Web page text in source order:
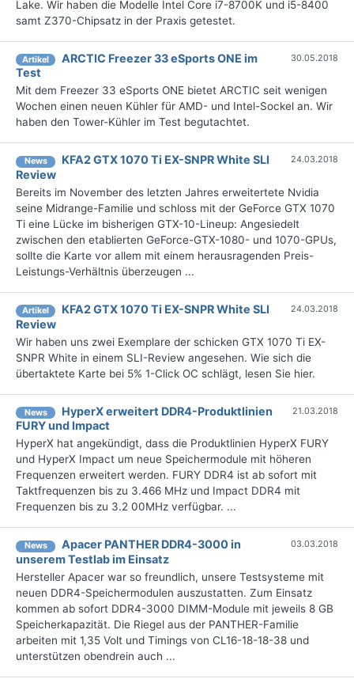
Lake. Wir haben die Modelle Intel Core i7-8700K und i5-8400
samt Z370-Chipsatz in der Praxis getestet.
Artikel
ARCTIC Freezer 33 eSports ONE im
Test
30.05.2018
Mit dem Freezer 33 eSports ONE bietet ARCTIC seit wenigen
Wochen einen neuen Kühler für AMD- und Intel-Sockel an. Wir
haben den Tower-Kühler im Test begutachtet.
News
KFA2 GTX 1070 Ti EX-SNPR White SLI
Review
24.03.2018
Bereits im November des letzten Jahres erweitertete Nvidia
seine Midrange-Familie und schloss mit der GeForce GTX 1070
Ti eine Lücke im bisherigen GTX-10-Lineup: Angesiedelt
zwischen den etablierten GeForce-GTX-1080- und 1070-GPUs,
sollte die Karte vor allem mit einem herausragenden Preis-
Leistungs-Verhältnis überzeugen ...
Artikel
KFA2 GTX 1070 Ti EX-SNPR White SLI
Review
24.03.2018
Wir haben uns zwei Exemplare der schicken GTX 1070 Ti EX-
SNPR White in einem SLI-Review angesehen. Wie sich die
übertaktete Karte bei 5% 1-Click OC schlägt, lesen Sie hier.
News
HyperX erweitert DDR4-Produktlinien
FURY und Impact
21.03.2018
HyperX hat angekündigt, dass die Produktlinien HyperX FURY
und HyperX Impact um neue Speichermodule mit höheren
Frequenzen erweitert werden. FURY DDR4 ist ab sofort mit
Taktfrequenzen bis zu 3.466 MHz und Impact DDR4 mit
Frequenzen bis zu 3.2 00MHz verfügbar. ...
News
Apacer PANTHER DDR4-3000 in
unserem Testlab im Einsatz
03.03.2018
Hersteller Apacer war so freundlich, unsere Testsysteme mit
neuen DDR4-Speichermodulen auszustatten. Zum Einsatz
kommen ab sofort DDR4-3000 DIMM-Module mit jeweils 8 GB
Speicherkapazität. Die Riegel aus der PANTHER-Familie
arbeiten mit 1,35 Volt und Timings von CL16-18-18-38 und
unterstützen obendrein auch ...